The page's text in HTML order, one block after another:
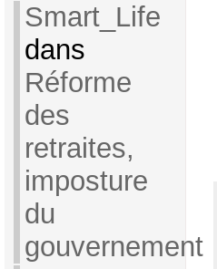
Smart_Life
dans
Réforme
des
retraites,
imposture
du
gouvernement